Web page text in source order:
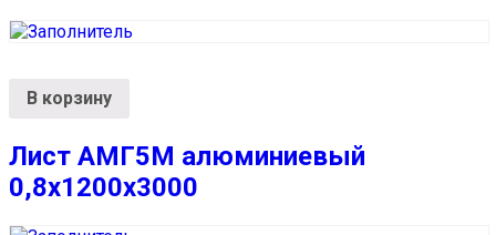
В корзину
Лист АМГ5М алюминиевый
0,8х1200х3000